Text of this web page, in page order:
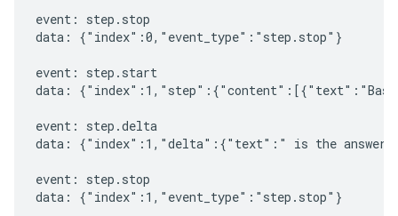
event: step.stop
data: {"index":0,"event_type":"step.stop"}
event: step.start
data:
event: step.delta
data: {"index":1,"delta":{"text":" is the answer
event: step.stop
data: {"index":1,"event_type":"step.stop"}